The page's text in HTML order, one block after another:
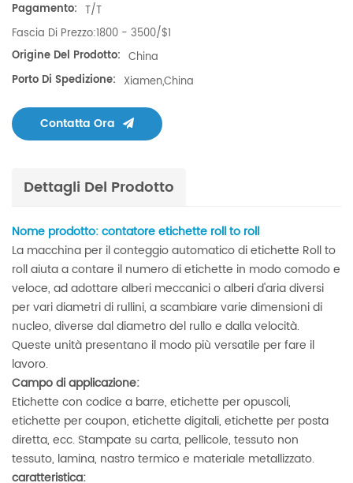
Pagamento: T/T
Fascia Di Prezzo:1800 - 3500/$1
Origine Del Prodotto: China
Porto Di Spedizione: Xiamen,China
Contatta Ora
Dettagli Del Prodotto
Nome prodotto: contatore etichette roll to roll
La macchina per il conteggio automatico di etichette Roll to
roll aiuta a contare il numero di etichette in modo comodo e
veloce, ad adottare alberi meccanici o alberi d'aria diversi
per vari diametri di rullini, a scambiare varie dimensioni di
nucleo, diverse dal diametro del rullo e dalla velocità.
Queste unità presentano il modo più versatile per fare il
lavoro.
Campo di applicazione:
Etichette con codice a barre, etichette per opuscoli,
etichette per coupon, etichette digitali, etichette per posta
diretta, ecc. Stampate su carta, pellicole, tessuto non
tessuto, lamina, nastro termico e materiale metallizzato.
caratteristica: